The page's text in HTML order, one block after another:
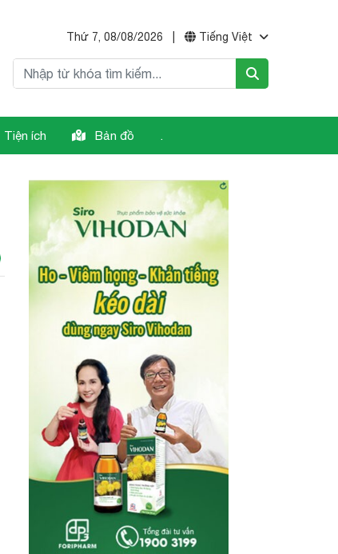
Thứ 7, 08/08/2026 Tiếng Việt
Tiện ích Bản đồ .